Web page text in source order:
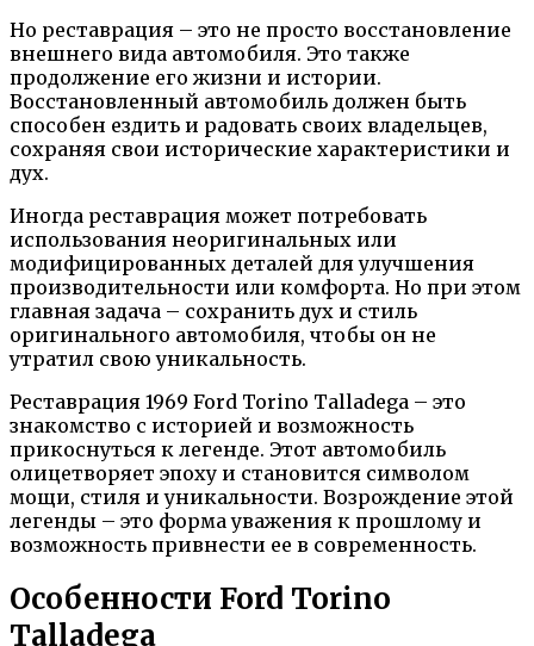
Но реставрация – это не просто восстановление
внешнего вида автомобиля. Это также
продолжение его жизни и истории.
Восстановленный автомобиль должен быть
способен ездить и радовать своих владельцев,
сохраняя свои исторические характеристики и
дух.
Иногда реставрация может потребовать
использования неоригинальных или
модифицированных деталей для улучшения
производительности или комфорта. Но при этом
главная задача – сохранить дух и стиль
оригинального автомобиля, чтобы он не
утратил свою уникальность.
Реставрация 1969 Ford Torino Talladega – это
знакомство с историей и возможность
прикоснуться к легенде. Этот автомобиль
олицетворяет эпоху и становится символом
мощи, стиля и уникальности. Возрождение этой
легенды – это форма уважения к прошлому и
возможность привнести ее в современность.
Особенности Ford Torino
Talladega